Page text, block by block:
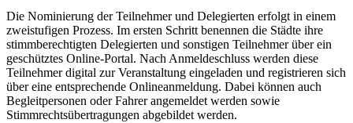
Die Nominierung der Teilnehmer und Delegierten erfolgt in einem
zweistufigen Prozess. Im ersten Schritt benennen die Städte ihre
stimmberechtigten Delegierten und sonstigen Teilnehmer über ein
geschütztes Online-Portal. Nach Anmeldeschluss werden diese
Teilnehmer digital zur Veranstaltung eingeladen und registrieren sich
über eine entsprechende Onlineanmeldung. Dabei können auch
Begleitpersonen oder Fahrer angemeldet werden sowie
Stimmrechtsübertragungen abgebildet werden.